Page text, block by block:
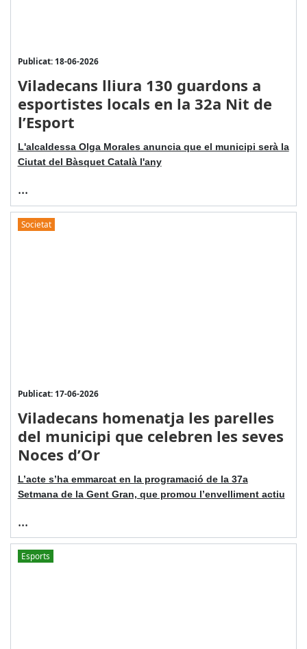
Publicat: 18-06-2026
Viladecans lliura 130 guardons a
esportistes locals en la 32a Nit de
l’Esport
L'alcaldessa Olga Morales anuncia que el municipi serà la
Ciutat del Bàsquet Català l'any
...
Societat
Publicat: 17-06-2026
Viladecans homenatja les parelles
del municipi que celebren les seves
Noces d’Or
L’acte s’ha emmarcat en la programació de la 37a
Setmana de la Gent Gran, que promou l’envelliment actiu
...
Esports